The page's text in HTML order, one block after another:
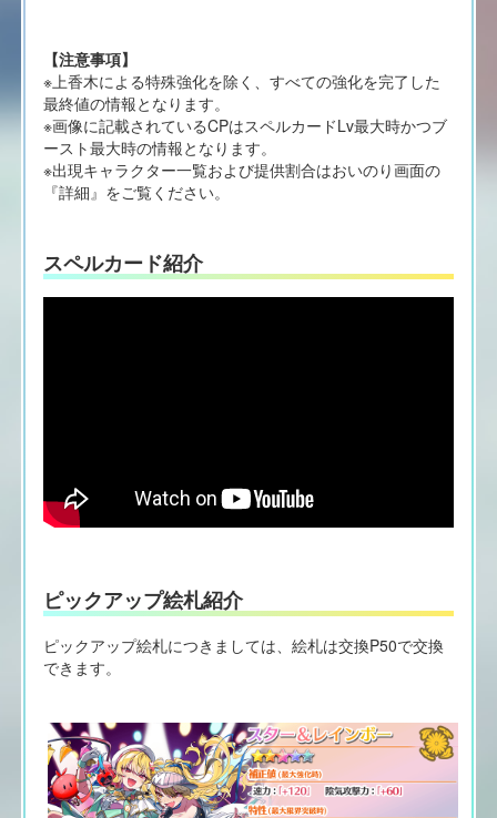
【注意事項】
※上香木による特殊強化を除く、すべての強化を完了した
最終値の情報となります。
※画像に記載されているCPはスペルカードLv最大時かつブ
ースト最大時の情報となります。
※出現キャラクター一覧および提供割合はおいのり画面の
『詳細』をご覧ください。
スペルカード紹介
ピックアップ絵札紹介
ピックアップ絵札につきましては、絵札は交換P50で交換
できます。